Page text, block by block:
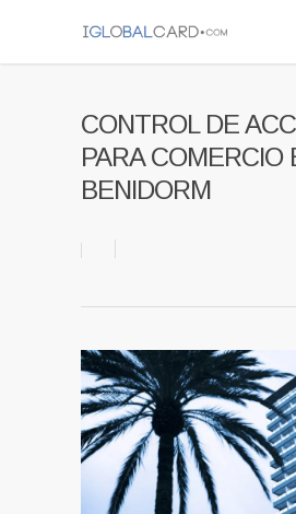
CONTROL DE
PARA COMERCIO
BENIDORM